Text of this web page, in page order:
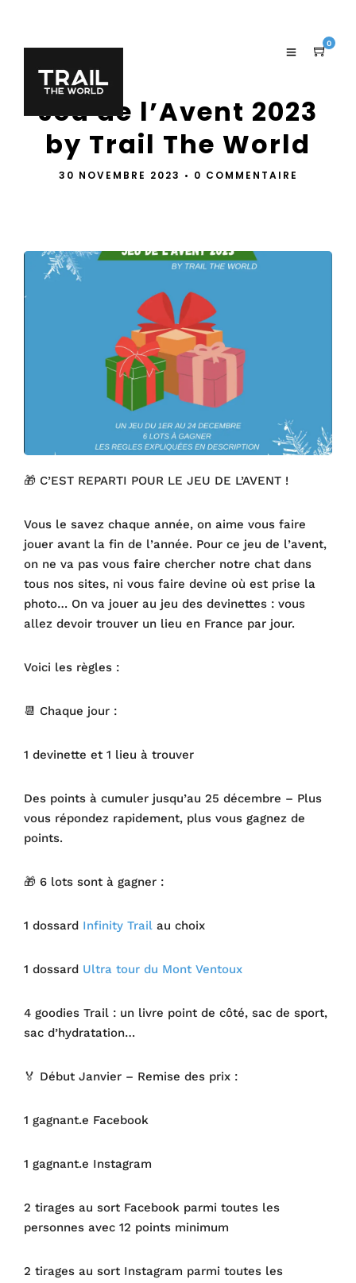
0
Jeu de l’Avent 2023
by Trail The World
30 NOVEMBRE 2023 • 0 COMMENTAIRE
🎁 C’EST REPARTI POUR LE JEU DE L’AVENT !
Vous le savez chaque année, on aime vous faire
jouer avant la fin de l’année. Pour ce jeu de l’avent,
on ne va pas vous faire chercher notre chat dans
tous nos sites, ni vous faire devine où est prise la
photo… On va jouer au jeu des devinettes : vous
allez devoir trouver un lieu en France par jour.
Voici les règles :
📆 Chaque jour :
1 devinette et 1 lieu à trouver
Des points à cumuler jusqu’au 25 décembre – Plus
vous répondez rapidement, plus vous gagnez de
points.
🎁 6 lots sont à gagner :
1 dossard Infinity Trail au choix
1 dossard Ultra tour du Mont Ventoux
4 goodies Trail : un livre point de côté, sac de sport,
sac d’hydratation…
🏅 Début Janvier – Remise des prix :
1 gagnant.e Facebook
1 gagnant.e Instagram
2 tirages au sort Facebook parmi toutes les
personnes avec 12 points minimum
2 tirages au sort Instagram parmi toutes les